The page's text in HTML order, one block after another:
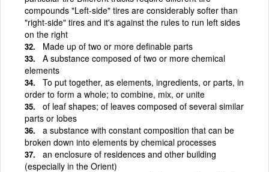
compounds "Left-side" tires are considerably softer than
"right-side" tires and it's against the rules to run left sides
on the right
Made up of two or more definable parts
A substance composed of two or more chemical
elements
To put together, as elements, ingredients, or parts, in
order to form a whole; to combine, mix, or unite
of leaf shapes; of leaves composed of several similar
parts or lobes
a substance with constant composition that can be
broken down into elements by chemical processes
an enclosure of residences and other building
(especially in the Orient)